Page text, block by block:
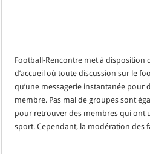
Football-Rencontre met à disposition
d’accueil où toute discussion sur le
qu’une messagerie instantanée pour
membre. Pas mal de groupes sont
pour retrouver des membres qui ont
sport. Cependant, la modération des